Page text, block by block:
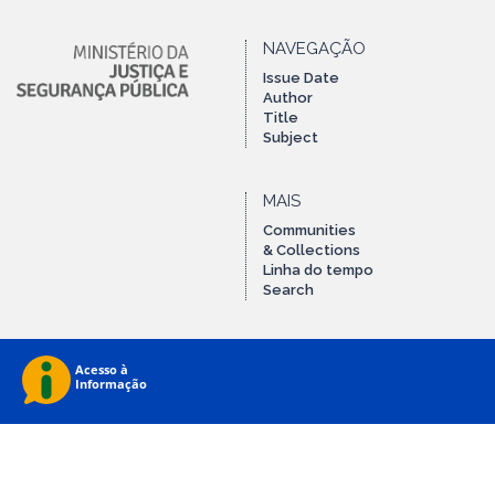
NAVEGAÇÃO
Issue Date
Author
Title
Subject
MAIS
Communities
& Collections
Linha do tempo
Search